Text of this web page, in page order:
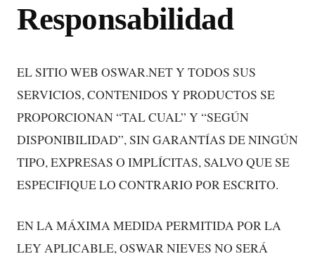
Responsabilidad
EL SITIO WEB OSWAR.NET Y TODOS SUS
SERVICIOS, CONTENIDOS Y PRODUCTOS SE
PROPORCIONAN “TAL CUAL” Y “SEGÚN
DISPONIBILIDAD”, SIN GARANTÍAS DE NINGÚN
TIPO, EXPRESAS O IMPLÍCITAS, SALVO QUE SE
ESPECIFIQUE LO CONTRARIO POR ESCRITO.
EN LA MÁXIMA MEDIDA PERMITIDA POR LA
LEY APLICABLE, OSWAR NIEVES NO SERÁ